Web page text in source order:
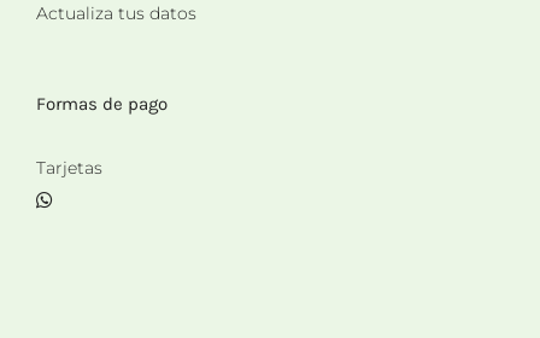
Actualiza tus datos
Formas de pago
Tarjetas